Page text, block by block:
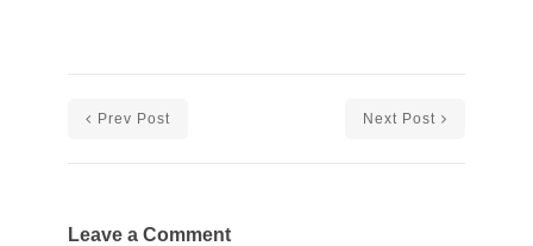
Prev Post Next Post
Leave a Comment